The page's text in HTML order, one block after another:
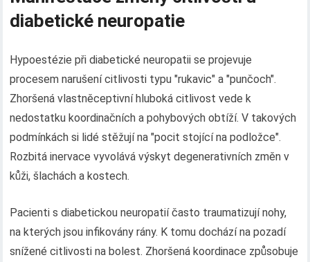
diabetické neuropatie
Hypoestézie při diabetické neuropatii se projevuje
procesem narušení citlivosti typu "rukavic" a "punčoch".
Zhoršená vlastněceptivní hluboká citlivost vede k
nedostatku koordinačních a pohybových obtíží. V takových
podmínkách si lidé stěžují na "pocit stojící na podložce".
Rozbitá inervace vyvolává výskyt degenerativních změn v
kůži, šlachách a kostech.
Pacienti s diabetickou neuropatií často traumatizují nohy,
na kterých jsou infikovány rány. K tomu dochází na pozadí
snížené citlivosti na bolest. Zhoršená koordinace způsobuje